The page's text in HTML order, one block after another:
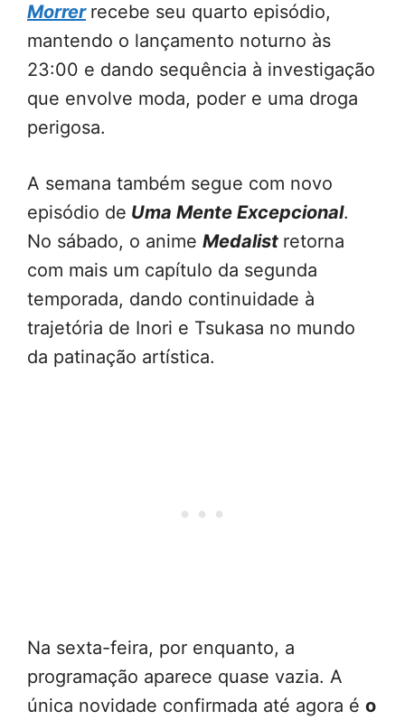
Morrer recebe seu quarto episódio,
mantendo o lançamento noturno às
23:00 e dando sequência à investigação
que envolve moda, poder e uma droga
perigosa.
A semana também segue com novo
episódio de Uma Mente Excepcional.
No sábado, o anime Medalist retorna
com mais um capítulo da segunda
temporada, dando continuidade à
trajetória de Inori e Tsukasa no mundo
da patinação artística.
Na sexta-feira, por enquanto, a
programação aparece quase vazia. A
única novidade confirmada até agora é o